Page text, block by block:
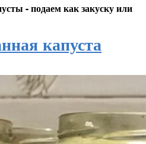
- подаем как закуску или
капуста